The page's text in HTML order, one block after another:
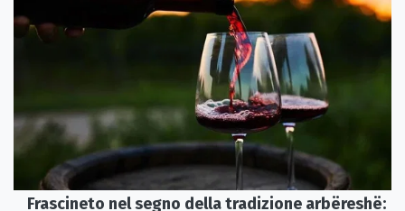
Frascineto nel segno della tradizione arbëreshë: